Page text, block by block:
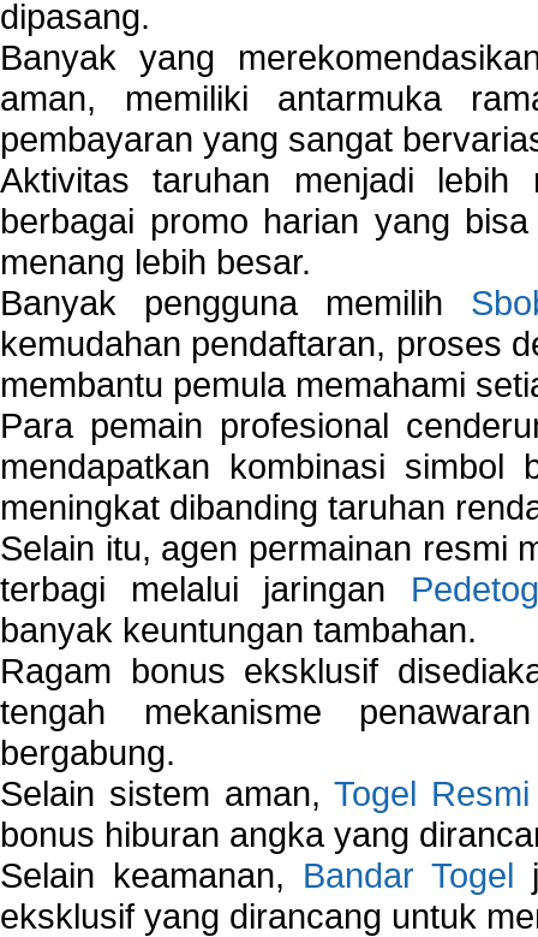
dipasang.
Banyak yang
aman, memiliki antarmuka
pembayaran yang sangat
Aktivitas taruhan menjadi
berbagai promo harian yang
menang lebih besar.
Banyak pengguna memilih
kemudahan pendaftaran, proses
membantu pemula memahami
Para pemain profesional
mendapatkan kombinasi
meningkat dibanding taruhan
Selain itu, agen permainan resmi
terbagi melalui jaringan
banyak keuntungan tambahan.
Ragam bonus eksklusif
tengah mekanisme
bergabung.
Selain sistem aman, Togel Resmi
bonus hiburan angka yang
Selain keamanan, Bandar Togel
eksklusif yang dirancang untuk